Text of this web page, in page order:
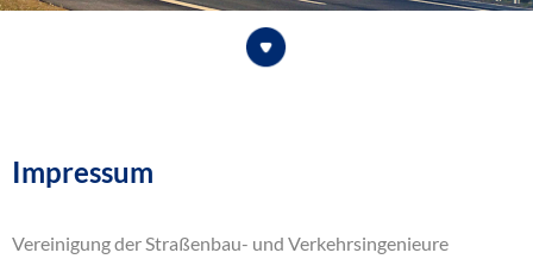
Impressum
Vereinigung der Straßenbau- und Verkehrsingenieure